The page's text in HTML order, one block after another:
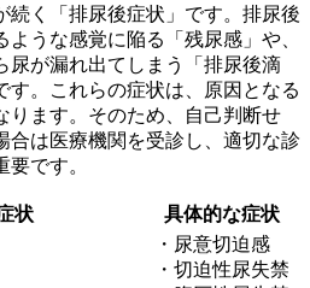
く「排尿後症状」 です。排尿後
うな感覚に陥る「残尿感」や、
尿が漏れ出てしまう「排尿後滴
す。これらの症状は、原因となる
ります。そのため、自己判断せ
合は医療機関を受診し、適切な診
です。
状 具体的な症状
・尿意切迫感
・切迫性尿失禁